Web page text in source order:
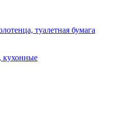
туалетная бумага
кухонные